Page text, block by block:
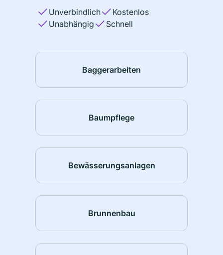
Unverbindlich
Kostenlos
Unabhängig
Schnell
Baggerarbeiten
Baumpflege
Bewässerungsanlagen
Brunnenbau